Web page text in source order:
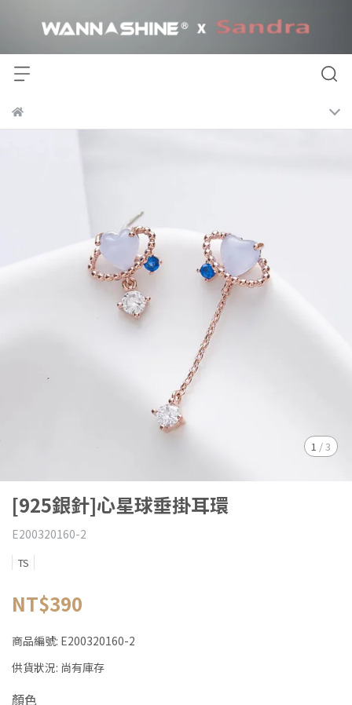
1 /3
[925銀針]心星球垂掛耳環
E200320160-2
TS
NT$390
商品編號: E200320160-2
供貨狀況: 尚有庫存
顏色